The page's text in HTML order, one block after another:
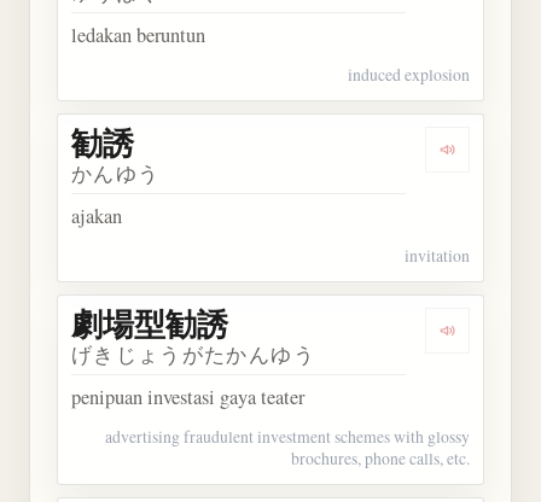
ledakan beruntun
induced explosion
Dengarkan
勧誘
かんゆう
ajakan
invitation
Dengarkan
劇場型勧誘
げきじょうがたかんゆう
penipuan investasi gaya teater
advertising fraudulent investment schemes with glossy
brochures, phone calls, etc.